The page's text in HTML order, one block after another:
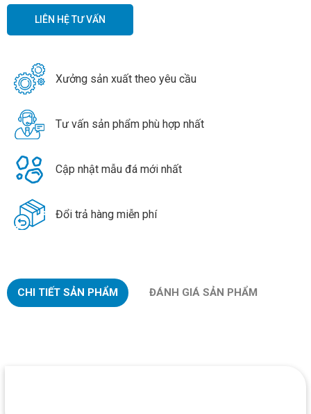
LIÊN HỆ TƯ VẤN
Xưởng sản xuất theo yêu cầu
Tư vấn sản phẩm phù hợp nhất
Cập nhật mẫu đá mới nhất
Đổi trả hàng miễn phí
CHI TIẾT SẢN PHẨM ĐÁNH GIÁ SẢN PHẨM